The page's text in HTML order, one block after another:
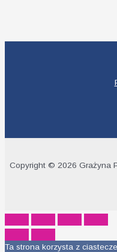
Copyright © 2026 Grażyna
Ta strona korzysta z